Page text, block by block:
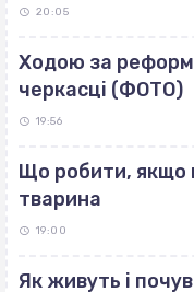
20:05
Ходою за
черкасці (ФОТО)
19:56
Що робити, якщо
тварина
19:00
Як живуть і